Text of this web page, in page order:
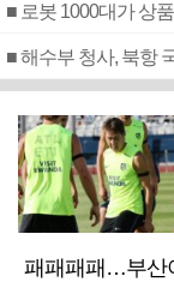
■ 로봇 1000대가 상
■ 해수부 청사, 북항
패패패패…부산